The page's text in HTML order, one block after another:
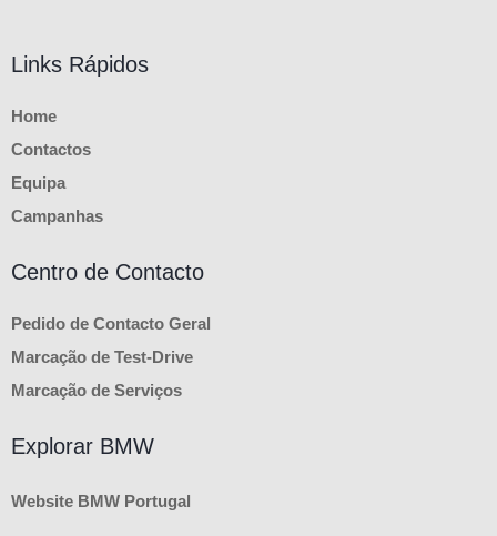
Links Rápidos
Home
Contactos
Equipa
Campanhas
Centro de Contacto
Pedido de Contacto Geral
Marcação de Test-Drive
Marcação de Serviços
Explorar BMW
Website BMW Portugal